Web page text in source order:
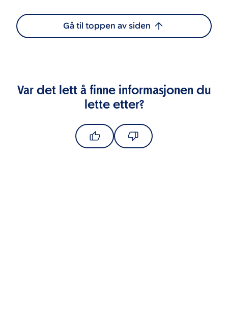
Gå til toppen av siden
Var det lett å finne informasjonen du
lette etter?